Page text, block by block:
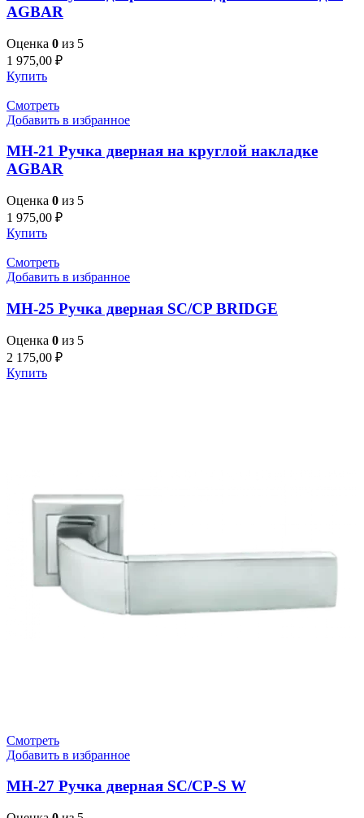
AGBAR
Оценка 0 из 5
1 975,00 ₽
Купить
Смотреть
Добавить в избранное
MH-21 Ручка дверная на круглой накладке
AGBAR
Оценка 0 из 5
1 975,00 ₽
Купить
Смотреть
Добавить в избранное
MH-25 Ручка дверная SC/CP BRIDGE
Оценка 0 из 5
2 175,00 ₽
Купить
Смотреть
Добавить в избранное
MH-27 Ручка дверная SC/CP-S W